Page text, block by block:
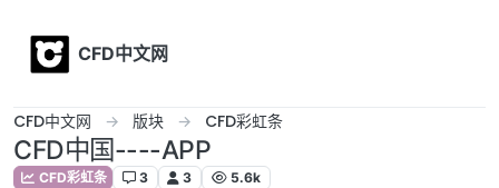
CFD中文网
CFD中文网 版块 CFD彩虹条
CFD中国----APP
CFD彩虹条 3 3 5.6k